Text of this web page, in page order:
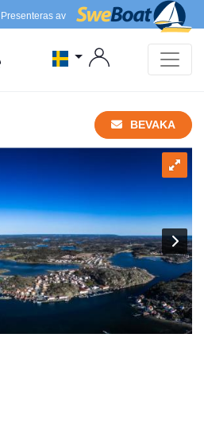
Presenteras av
BEVAKA